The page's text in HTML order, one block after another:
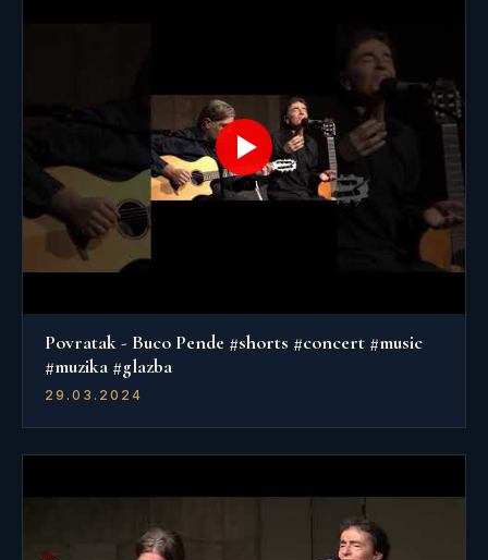
Povratak - Buco Pende #shorts #concert #music
#muzika #glazba
29.03.2024